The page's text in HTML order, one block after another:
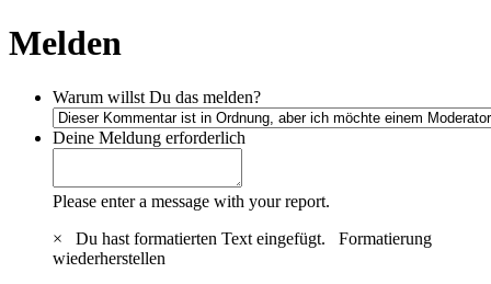
Melden
Warum willst Du das melden?
Deine Meldung erforderlich
Please enter a message with your report.
×
Du hast formatierten Text eingefügt. Formatierung
wiederherstellen